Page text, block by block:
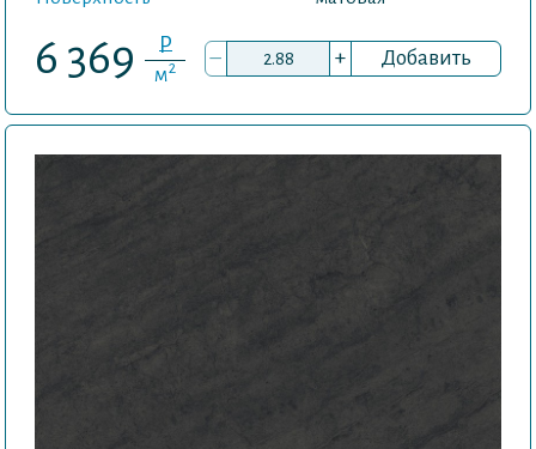
6 369 P
м2 – + Добавить